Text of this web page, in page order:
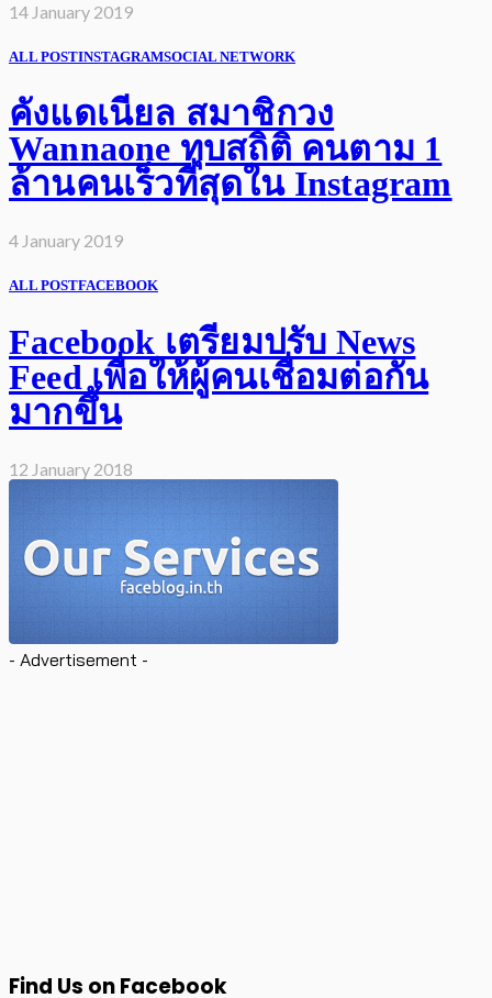
14 January 2019
ALL POSTINSTAGRAMSOCIAL NETWORK
คังแดเนียล สมาชิกวง
Wannaone ทุบสถิติ คนตาม 1
ล้านคนเร็วที่สุดใน Instagram
4 January 2019
ALL POSTFACEBOOK
Facebook เตรียมปรับ News
Feed เพื่อให้ผู้คนเชื่อมต่อกัน
มากขึ้น
12 January 2018
- Advertisement -
Find Us on Facebook